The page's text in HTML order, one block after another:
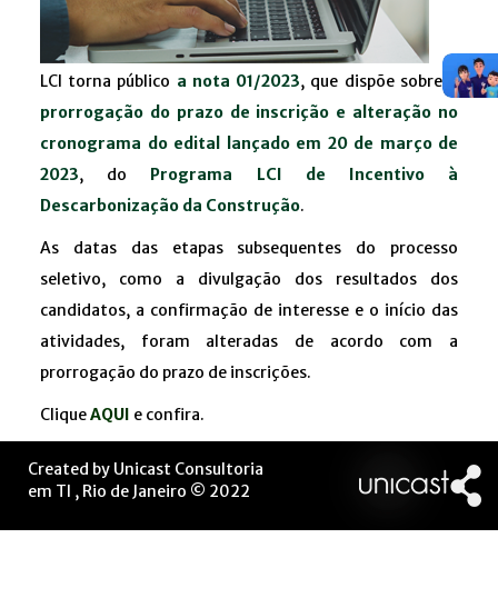
LCI torna público a nota 01/2023, que dispõe sobre a
prorrogação do prazo de inscrição e alteração no
cronograma do edital lançado em 20 de março de
2023, do Programa LCI de Incentivo à
Descarbonização da Construção.
As datas das etapas subsequentes do processo
seletivo, como a divulgação dos resultados dos
candidatos, a confirmação de interesse e o início das
atividades, foram alteradas de acordo com a
prorrogação do prazo de inscrições.
CliqueAQUI e confira.
Created by Unicast Consultoria
em TI , Rio de Janeiro © 2022